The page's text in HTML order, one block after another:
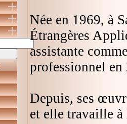
Née en 1969, à
Étrangères
assistante
professionnel
Depuis, ses
et elle travaille